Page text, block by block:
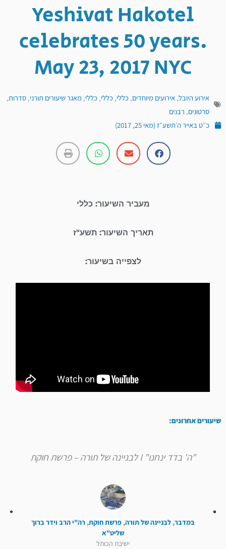
Yeshivat Hakotel
celebrates 50 years.
May 23, 2017 NYC
אירוע היובל, אירועים מיוחדים, כללי, כללי, כללי, מאגר שיעורים תורני, סדרות,
סרטונים, רבנים
כ״ט באייר ה׳תשע״ז (מאי 25, 2017)
מעביר השיעור: כללי
תאריך השיעור: תשע"ז
לצפייה בשיעור:
שיעורים אחרונים:
"ה' בדד ינחנו" I לבניינה של תורה – פרשת חוקת
במדבר, לבניינה של תורה, פרשת חוקת, רה"י הרב וידר ברוך
שליט"א
ישיבת הכותל